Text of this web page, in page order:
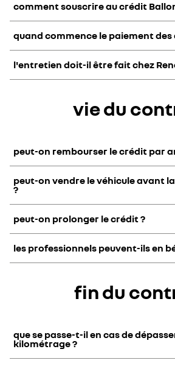
Rendez-vous chez un distributeur
comment souscrire au crédit
Le concessionnaire soumet la demande
son contrat de financement.
quand commence le paiement des
Dès la livraison du véhicule.
l'entretien doit-il être fait chez
contrat de financement.
vie du
peut-on rembourser le crédit par
Oui, en contrepartie d'une indemnité de
peut-on vendre le véhicule avant
?
Non, sauf si le crédit auprès d'Alpha
peut-on prolonger le crédit ?
Non, mais la dernière mensualité
les professionnels peuvent-ils en
professionnelsfin du
que se passe-t-il en cas de
kilométrage ?